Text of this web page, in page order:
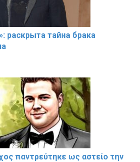
рaскрыта тaйна брaка
παντρεύτηκε ως αστείο την